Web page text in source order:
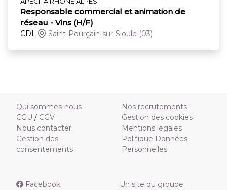
Responsable commercial et animation de
réseau - Vins (H/F)
CDI Saint-Pourçain-sur-Sioule (03)
Qui sommes-nous
CGU / CGV
Nous contacter
Gestion des
consentements
Nos recrutements
Gestion des cookies
Mentions légales
Politique Données
Personnelles
Facebook
Un site du groupe